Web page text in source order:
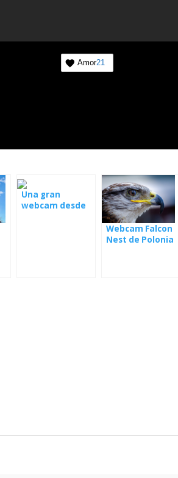
Amor21
Una gran
webcam desde
Webcam Falcon
Nest de Polonia
mundo de la
más importantes que suceden